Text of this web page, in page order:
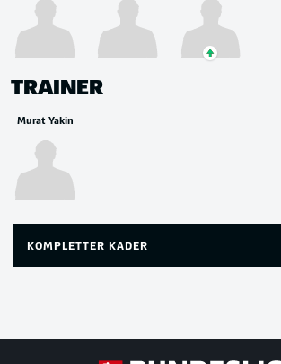
TRAINER
Murat Yakin
KOMPLETTER KADER